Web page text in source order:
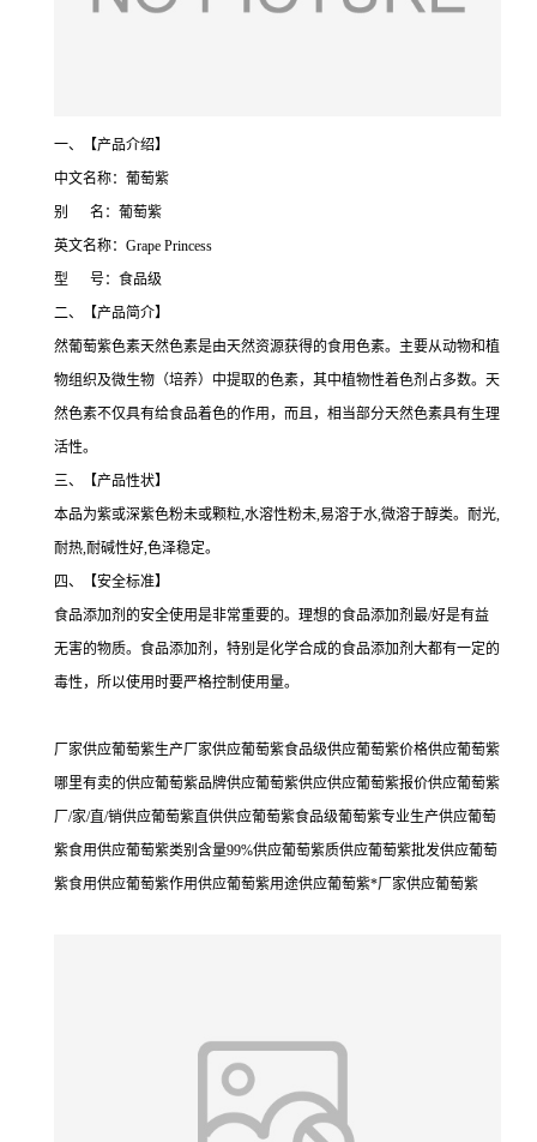
一、【产品介绍】
中文名称：葡萄紫
别 名：葡萄紫
英文名称：Grape Princess
型 号：食品级
二、【产品简介】
然葡萄紫色素天然色素是由天然资源获得的食用色素。主要从动物和植
物组织及微生物（培养）中提取的色素，其中植物性着色剂占多数。天
然色素不仅具有给食品着色的作用，而且，相当部分天然色素具有生理
活性。
三、【产品性状】
本品为紫或深紫色粉未或颗粒,水溶性粉未,易溶于水,微溶于醇类。耐光,
耐热,耐碱性好,色泽稳定。
四、【安全标准】
食品添加剂的安全使用是非常重要的。理想的食品添加剂最/好是有益
无害的物质。食品添加剂，特别是化学合成的食品添加剂大都有一定的
毒性，所以使用时要严格控制使用量。
厂家供应葡萄紫生产厂家供应葡萄紫食品级供应葡萄紫价格供应葡萄紫
哪里有卖的供应葡萄紫品牌供应葡萄紫供应供应葡萄紫报价供应葡萄紫
厂/家/直/销供应葡萄紫直供供应葡萄紫食品级葡萄紫专业生产供应葡萄
紫食用供应葡萄紫类别含量99%供应葡萄紫质供应葡萄紫批发供应葡萄
紫食用供应葡萄紫作用供应葡萄紫用途供应葡萄紫*厂家供应葡萄紫